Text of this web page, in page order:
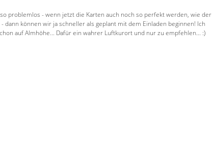
problemlos - wenn jetzt die Karten auch noch so perfekt werden, wie der
können wir ja schneller als geplant mit dem Einladen beginnen! Ich
auf Almhöhe... Dafür ein wahrer Luftkurort und nur zu empfehlen... :)